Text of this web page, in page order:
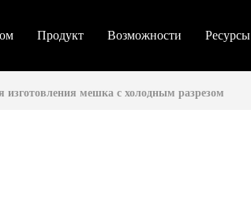
Продукт Возможности Ресурсы
мешка с холодным разрезом